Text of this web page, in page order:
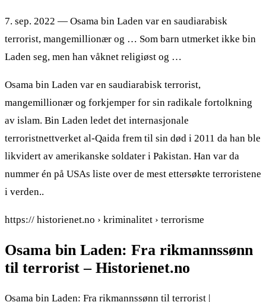
7. sep. 2022 — Osama bin Laden var en saudiarabisk
terrorist, mangemillionær og … Som barn utmerket ikke bin
Laden seg, men han våknet religiøst og …
Osama bin Laden var en saudiarabisk terrorist,
mangemillionær og forkjemper for sin radikale fortolkning
av islam. Bin Laden ledet det internasjonale
terroristnettverket al-Qaida frem til sin død i 2011 da han ble
likvidert av amerikanske soldater i Pakistan. Han var da
nummer én på USAs liste over de mest ettersøkte terroristene
i verden..
https:// historienet.no › kriminalitet › terrorisme
Osama bin Laden: Fra rikmannssønn
til terrorist – Historienet.no
Osama bin Laden: Fra rikmannssønn til terrorist |